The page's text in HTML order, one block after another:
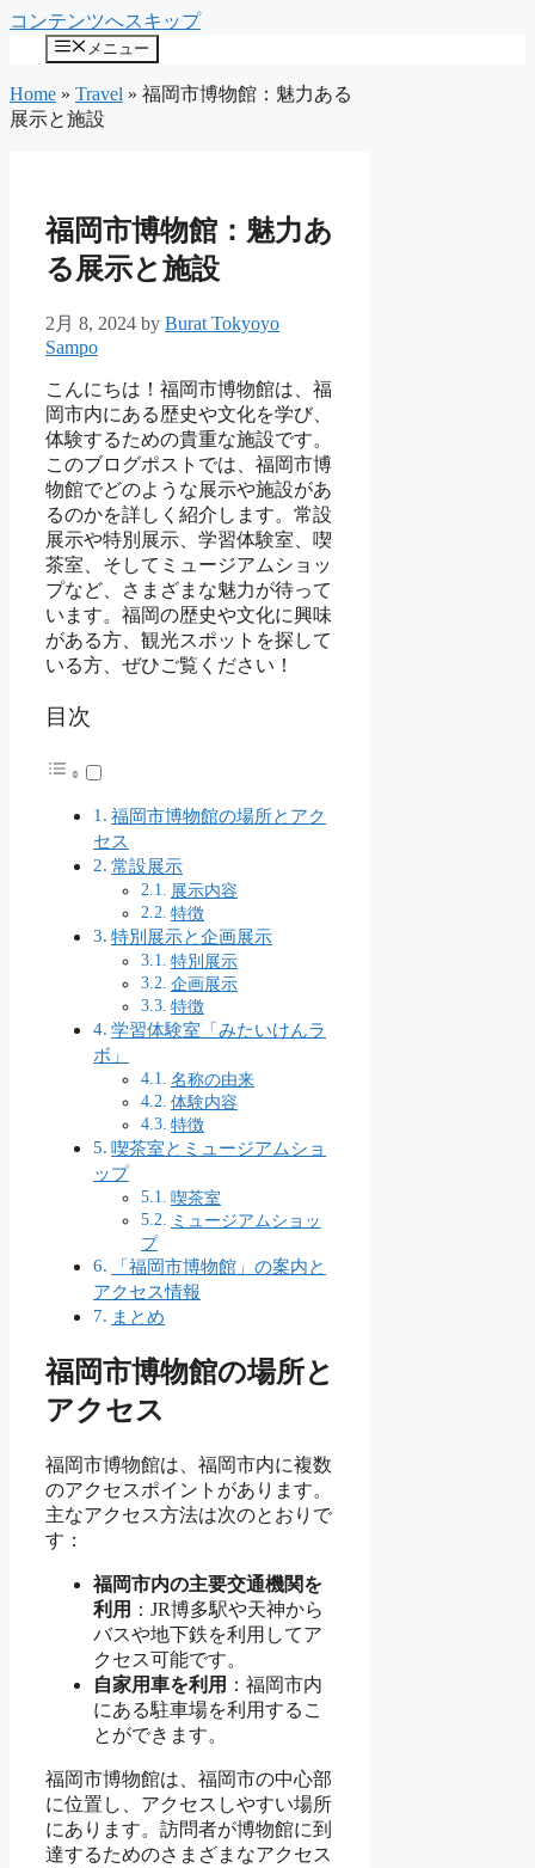
コンテンツへスキップ
メニュー
Home » Travel » 福岡市博物館：魅力ある
展示と施設
福岡市博物館：魅力あ
る展示と施設
2月 8, 2024 by Burat Tokyoyo
Sampo
こんにちは！福岡市博物館は、福
岡市内にある歴史や文化を学び、
体験するための貴重な施設です。
このブログポストでは、福岡市博
物館でどのような展示や施設があ
るのかを詳しく紹介します。常設
展示や特別展示、学習体験室、喫
茶室、そしてミュージアムショッ
プなど、さまざまな魅力が待って
います。福岡の歴史や文化に興味
がある方、観光スポットを探して
いる方、ぜひご覧ください！
目次
福岡市博物館の場所とアク
セス
常設展示
展示内容
特徴
特別展示と企画展示
特別展示
企画展示
特徴
学習体験室「みたいけんラ
ボ」
名称の由来
体験内容
特徴
喫茶室とミュージアムショ
ップ
喫茶室
ミュージアムショッ
プ
「福岡市博物館」の案内と
アクセス情報
まとめ
福岡市博物館の場所と
アクセス
福岡市博物館は、福岡市内に複数
のアクセスポイントがあります。
主なアクセス方法は次のとおりで
す：
福岡市内の主要交通機関を
利用 ：JR博多駅や天神から
バスや地下鉄を利用してア
クセス可能です。
自家用車を利用 ：福岡市内
にある駐車場を利用するこ
とができます。
福岡市博物館は、福岡市の中心部
に位置し、アクセスしやすい場所
にあります。訪問者が博物館に到
達するためのさまざまなアクセス